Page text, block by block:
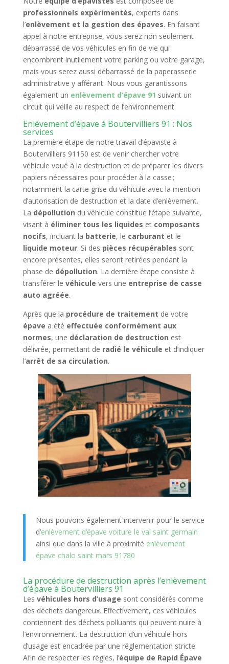
professionnels expérimentés, experts dans
l’enlèvement et la gestion des épaves. En faisant
appel à notre entreprise, vous serez non seulement
débarrassé de vos véhicules en fin de vie qui
encombrent inutilement votre parking ou votre garage,
mais vous serez aussi débarrassé de la paperasserie
administrative y afférant. Nous vous garantissons
également un enlèvement d’épave 91 suivant un
circuit qui veille au respect de l’environnement.
Enlèvement d’épave à Boutervilliers 91 : Nos
services
La première étape de notre travail d’épaviste à
Boutervilliers 91150 est de venir chercher votre
véhicule voué à la destruction et de préparer les divers
papiers nécessaires pour procéder à la casse ;
notamment la carte grise du véhicule avec la mention
d’autorisation de destruction et la date d’enlèvement.
La dépollution du véhicule constitue l’étape suivante,
visant à éliminer tous les liquides et composants
nocifs, incluant la batterie, le carburant et le
liquide moteur. Si des pièces récupérables sont
encore présentes, elles seront retirées pendant la
phase de dépollution. La dernière étape consiste à
transférer le véhicule vers une entreprise de casse
auto agréée.
Après que la procédure de traitement de votre
épave a été effectuée conformément aux
normes, une déclaration de destruction est
délivrée, permettant de radié le véhicule et d’indiquer
l’arrêt de sa circulation.
Nous pouvons également intervenir pour le service
d’enlèvement d’épave voiture le val saint germain
ainsi que dans la ville à proximité enlèvement
épave chalo saint mars 91780
La procédure de destruction après l’enlèvement
d’épave à Boutervilliers 91
Les véhicules hors d’usage sont considérés comme
des déchets dangereux. Effectivement, ces véhicules
contiennent des déchets polluants qui peuvent nuire à
l’environnement. La destruction d’un véhicule hors
d’usage est encadrée par une réglementation stricte.
Afin de respecter les règles, l’équipe de Rapid Épave